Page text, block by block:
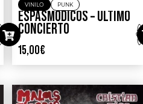
VINILO PUNK
ESPASMODICOS – ÚLTIMO
CONCIERTO
15,00€